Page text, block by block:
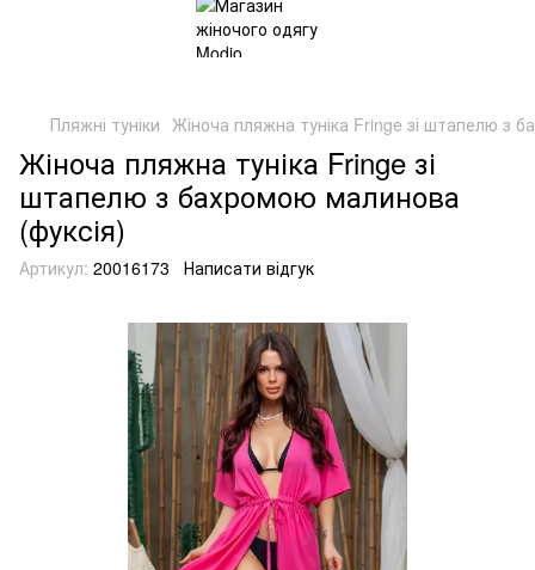
Пляжні туніки Жіноча пляжна туніка Fringe зі штапелю з
Жіноча пляжна туніка Fringe зі
штапелю з бахромою малинова
(фуксія)
Артикул: 20016173 Написати відгук